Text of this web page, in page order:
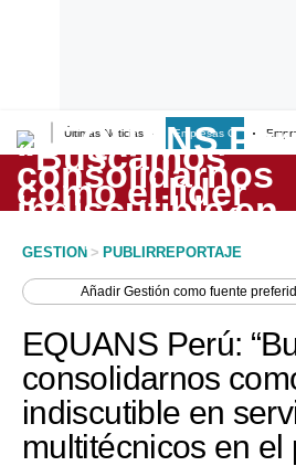
Últimas Noticias Empresas G
Lo último
Peru Quiosco
Economía
Mercados
Perú
GESTION > PUBLIRREPORTAJE
AñadirGestión como fuente
EQUANS Perú:
consolidarnos
indiscutible en
multitécnicos en el